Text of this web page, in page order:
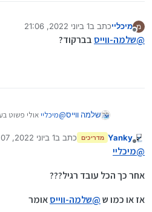
מ
מנותק
מיכלייכתב ב1 ביוני 2022, 21:06
נערך לאחרונה על ידי
@שלמה-ווייס בברקוד?
שלמה ווייס@מיכלייאולי פשוט
מנותק
Yanky מדריכים כתב ב1 ביוני 2022, 21:07
נערך לאחרונה על ידי
@מיכליי
אחר כך הכל עובד רגיל???
אז או כמו ש@שלמה-ווייסאומר